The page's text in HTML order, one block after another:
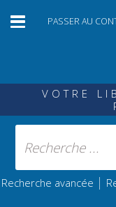
PASSER AU
VOTRE
Recherche avancée |